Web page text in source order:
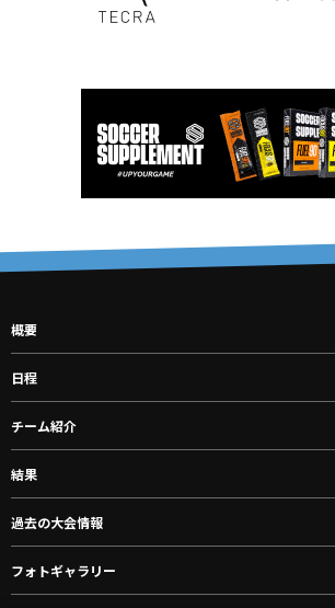
概要
日程
チーム紹介
結果
過去の大会情報
フォトギャラリー